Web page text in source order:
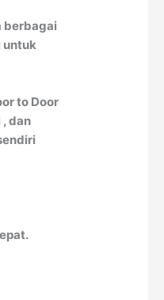
berbagai
untuk
to Door
dan